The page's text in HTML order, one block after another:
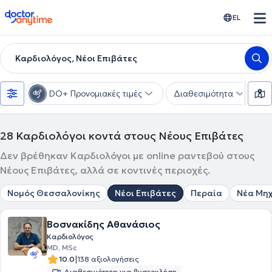
doctoranytime EL
Καρδιολόγος, Νέοι Επιβάτες
DO+ Προνομιακές τιμές Διαθεσιμότητα
28 Καρδιολόγοι κοντά στους Νέους Επιβάτες
Δεν βρέθηκαν Καρδιολόγοι με online ραντεβού στους
Νέους Επιβάτες, αλλά σε κοντινές περιοχές.
Νομός Θεσσαλονίκης Νέοι Επιβάτες Περαία Νέα
Βοσνακίδης Αθανάσιος
Καρδιολόγος
MD, MSc
10.0|138 αξιολογήσεις